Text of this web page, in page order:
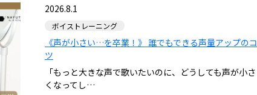
2026.8.1
ボイストレーニング
《声が小さい…を卒業！》 誰でもできる声量アップのコ
ツ
「もっと大きな声で歌いたいのに、どうしても声が小さ
くなってし…